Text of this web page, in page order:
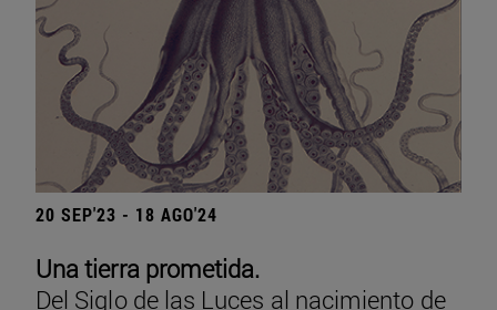
20 SEP'23 - 18 AGO'24
Una tierra prometida.
Del Siglo de las Luces al nacimiento de